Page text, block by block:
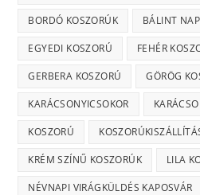
BORDÓ KOSZORÚK BÁLINT NAP
EGYEDI KOSZORÚ FEHÉR
GERBERA KOSZORÚ GÖRÖG
KARÁCSONYICSOKOR
KOSZORÚ
KRÉM SZÍNŰ KOSZORÚK LILA
NÉVNAPI VIRÁGKÜLDÉS KAPOSVÁR